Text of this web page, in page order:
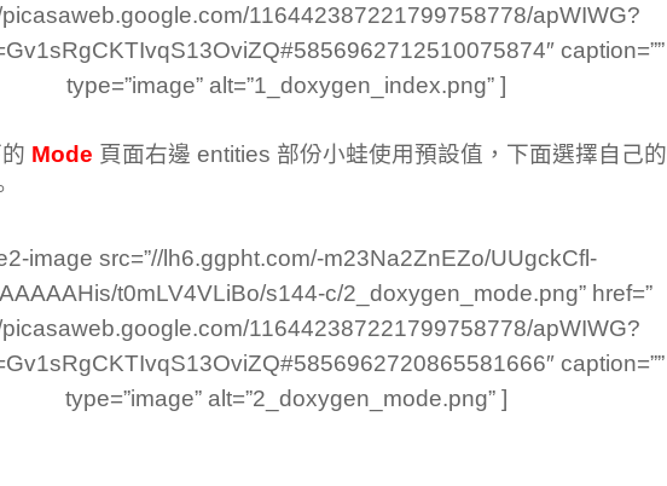
116442387221799758778/apWIWG?
caption=””
type=”image” alt=”1_doxygen_index.png” ]
Mode 頁面右邊 entities 部份小蛙使用預設值，下面選擇自己的
image src=”//lh6.ggpht.com/-m23Na2ZnEZo/UUgckCfl-
t0mLV4VLiBo/s144-c/2_doxygen_mode.png” href=”
picasaweb.google.com/116442387221799758778/apWIWG?
caption=””
type=”image” alt=”2_doxygen_mode.png” ]